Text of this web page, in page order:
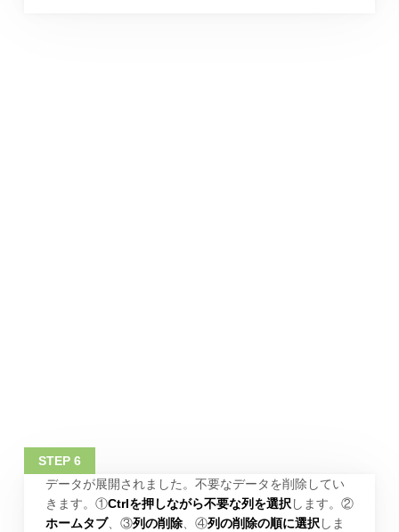
データが展開されました。不要なデータを削除してい
きます。①Ctrlを押しながら不要な列を選択 します。②
ホームタブ、③列の削除、④列の削除の順に選択 しま